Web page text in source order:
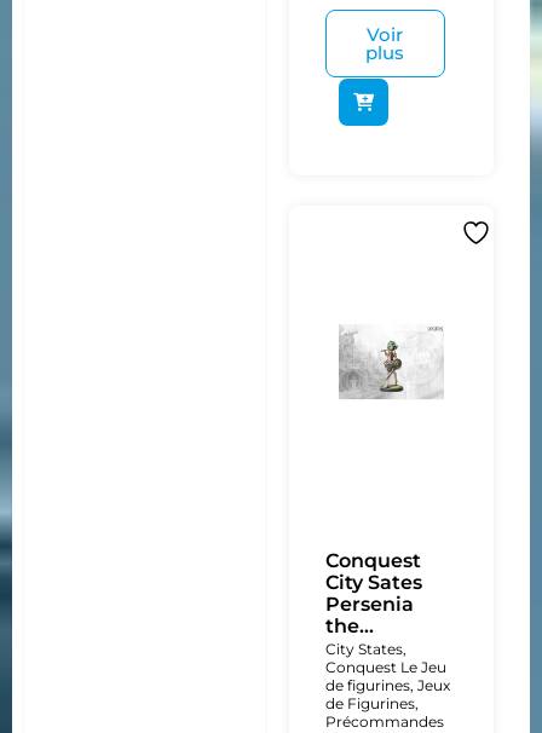
Voir
plus
Conquest
City Sates
Persenia
the...
City States,
Conquest Le Jeu
de figurines, Jeux
de Figurines,
Précommandes